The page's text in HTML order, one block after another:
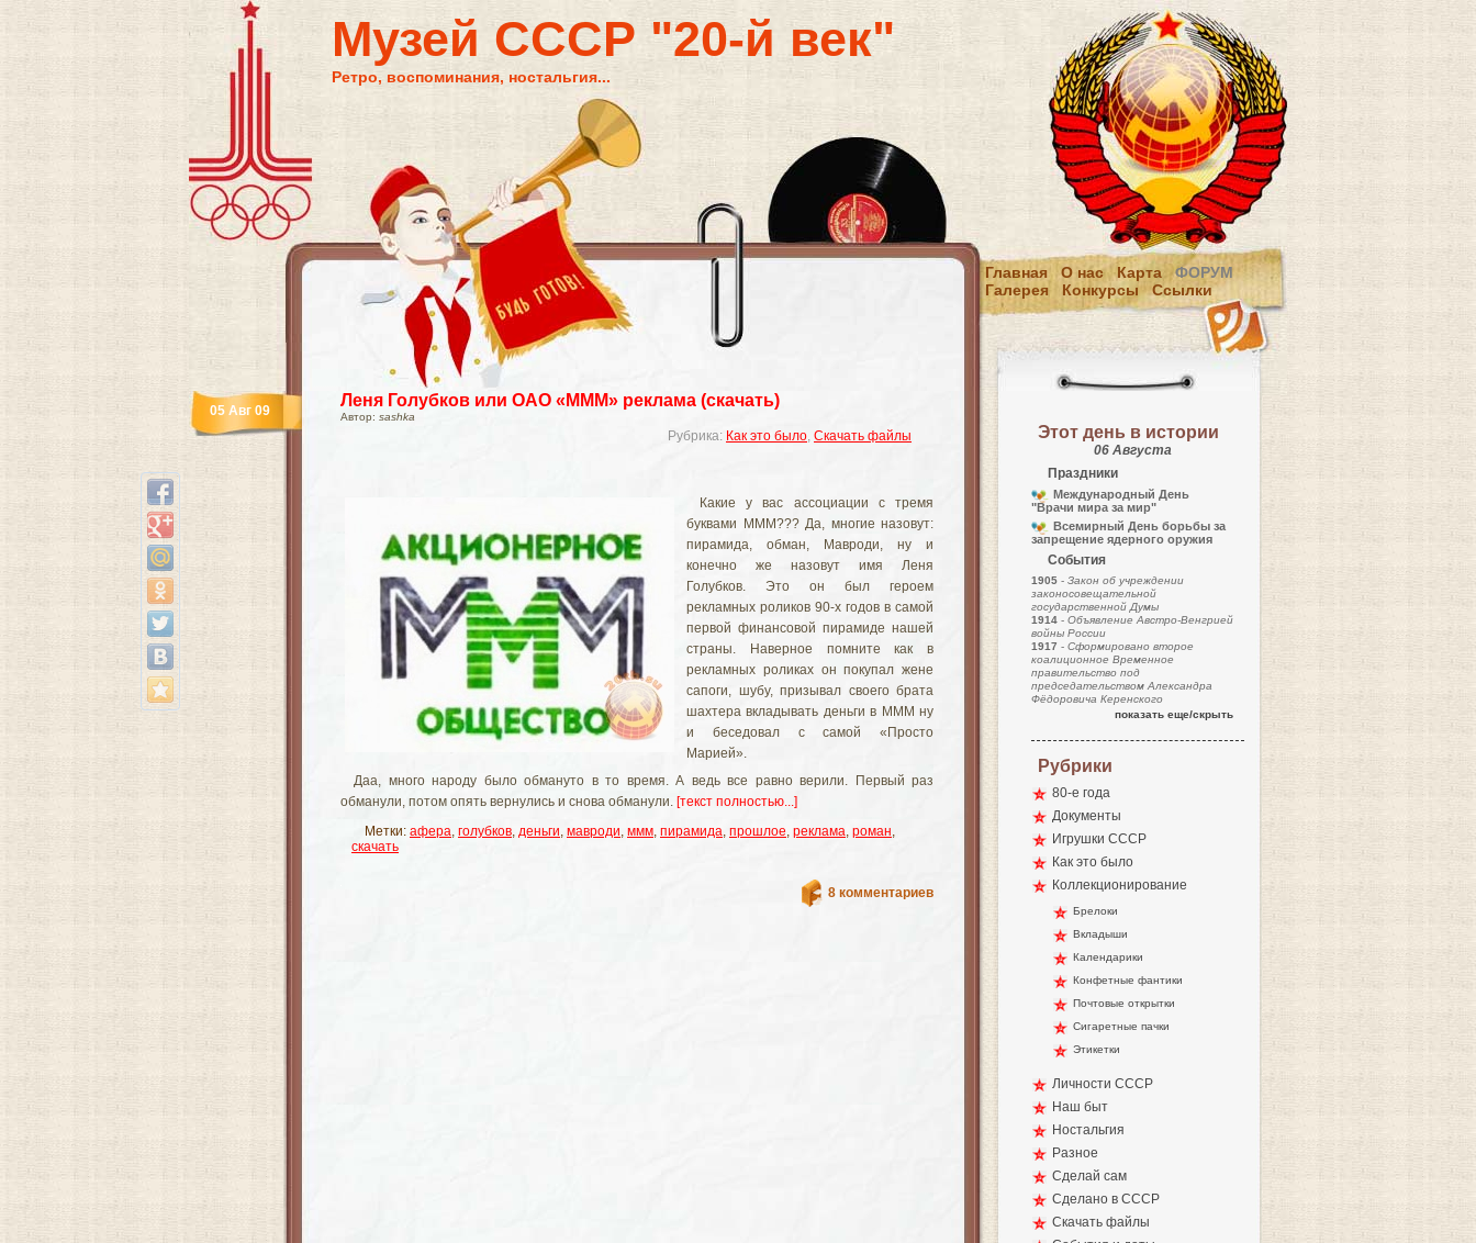
Музей СССР "20-й век"
Ретро, воспоминания, ностальгия...
Главная О нас Карта
ФОРУМ
Галерея
Конкурсы Ссылки
Леня Голубков или ОАО «МММ» реклама (скачать)
Автор: sashka
Рубрика: Как это было, Скачать файлы
05 Авг 09
Какие у вас ассоциации с тремя
буквами МММ??? Да, многие назовут:
пирамида, обман, Мавроди, ну и
конечно же назовут имя Леня
Голубков. Это он был героем
рекламных роликов 90-х годов в самой
первой финансовой пирамиде нашей
страны. Наверное помните как в
рекламных роликах он покупал жене
сапоги, шубу, призывал своего брата
шахтера вкладывать деньги в МММ ну
и беседовал с самой «Просто
Марией».
Даа, много народу было обмануто в то время. А ведь все равно верили. Первый раз
обманули, потом опять вернулись и снова обманули. [текст полностью...]
Метки: афера, голубков, деньги, мавроди, ммм, пирамида, прошлое, реклама, роман,
скачать
8 комментариев
Этот день в истории
06 Августа
Праздники
Международный День
"Врачи мира за мир"
Всемирный День борьбы за
запрещение ядерного оружия
События
1905 - Закон об учреждении
законосовещательной
государственной Думы
1914 - Объявление Австро-Венгрией
войны России
1917 - Сформировано второе
коалиционное Временное
правительство под
председательством Александра
Фёдоровича Керенского
показать еще/скрыть
Рубрики
80-е года
Документы
Игрушки СССР
Как это было
Коллекционирование
Брелоки
Вкладыши
Календарики
Конфетные фантики
Почтовые открытки
Сигаретные пачки
Этикетки
Личности СССР
Наш быт
Ностальгия
Разное
Сделай сам
Сделано в СССР
Скачать файлы